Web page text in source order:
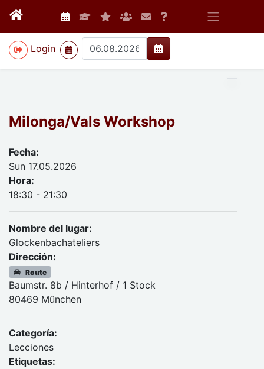
Login
>
Milonga/Vals Workshop
Fecha:
Sun 17.05.2026
Hora:
18:30 - 21:30
Nombre del lugar:
Glockenbachateliers
Dirección:
Route
Baumstr. 8b / Hinterhof / 1 Stock
80469 München
Categoría:
Lecciones
Etiquetas: